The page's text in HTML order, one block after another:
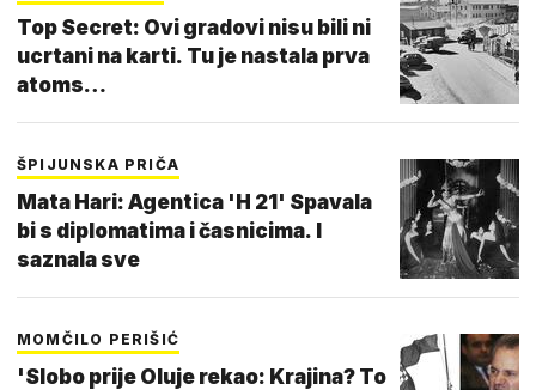
Top Secret: Ovi gradovi nisu bili ni
ucrtani na karti. Tu je nastala prva
atoms…
ŠPIJUNSKA PRIČA
Mata Hari: Agentica 'H 21' Spavala
bi s diplomatima i časnicima. I
saznala sve
MOMČILO PERIŠIĆ
'Slobo prije Oluje rekao: Krajina? To